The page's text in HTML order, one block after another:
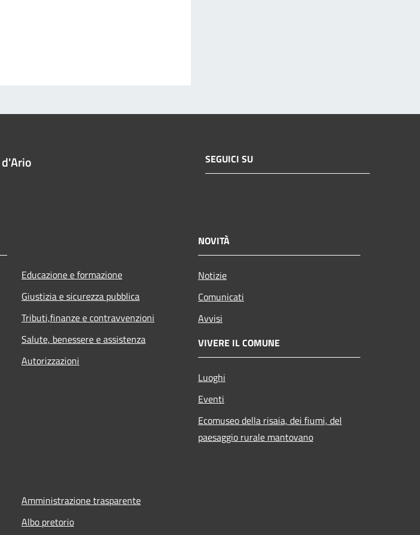
SEGUICI SU
Educazione e formazione
Giustizia e sicurezza pubblica
Tributi,finanze e contravvenzioni
Salute, benessere e assistenza
Autorizzazioni
NOVITÀ
Notizie
Comunicati
Avvisi
VIVERE IL COMUNE
Luoghi
Eventi
Ecomuseo della risaia, dei fiumi, del
paesaggio rurale mantovano
Amministrazione trasparente
Albo pretorio